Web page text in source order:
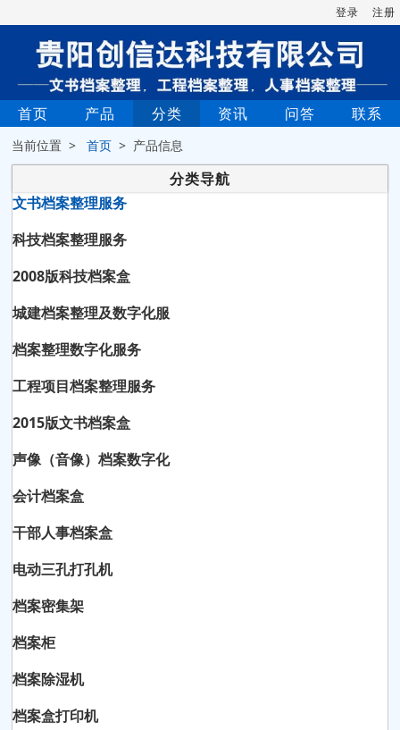
登录 注册
首页 产品 分类 资讯 问答 联系
当前位置 >首页 > 产品信息
分类导航
文书档案整理服务
科技档案整理服务
2008版科技档案盒
城建档案整理及数字化服
档案整理数字化服务
工程项目档案整理服务
2015版文书档案盒
声像（音像）档案数字化
会计档案盒
干部人事档案盒
电动三孔打孔机
档案密集架
档案柜
档案除湿机
档案盒打印机